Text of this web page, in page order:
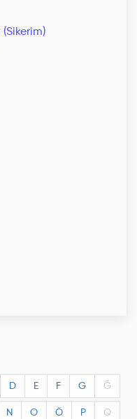
(Sikerim)
D E F G Ğ
N O Ö P Q